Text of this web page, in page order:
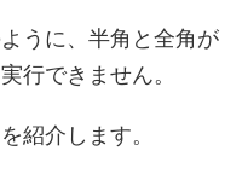
うに、半角と全角が
行できません。
紹介します。